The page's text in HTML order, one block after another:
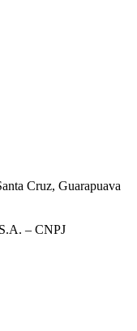
Cruz, Guarapuava
– CNPJ